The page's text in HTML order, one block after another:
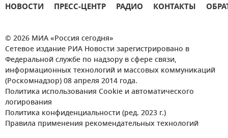
НОВОСТИ ПРЕСС-ЦЕНТР РАДИО КОНТАКТЫ
© 2026 МИА «Россия сегодня»
Сетевое издание РИА Новости зарегистрировано в
Федеральной службе по надзору в сфере связи,
информационных технологий и массовых коммуникаций
(Роскомнадзор) 08 апреля 2014 года.
Политика использования Cookie и автоматического
логирования
Политика конфиденциальности (ред. 2023 г.)
Правила применения рекомендательных технологий